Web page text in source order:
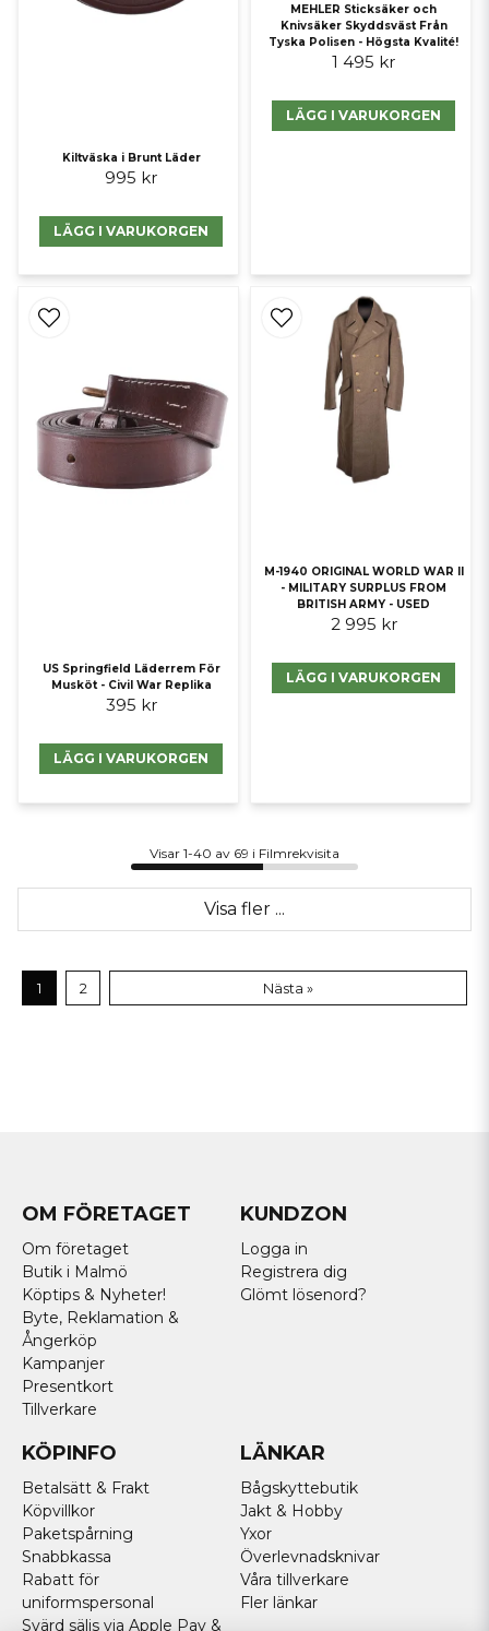
Kiltväska i Brunt Läder
995 kr
LÄGG I VARUKORGEN
MEHLER Sticksäker och
Knivsäker Skyddsväst Från
Tyska Polisen - Högsta Kvalité!
1 495 kr
LÄGG I VARUKORGEN
US Springfield Läderrem För
Musköt - Civil War Replika
395 kr
LÄGG I VARUKORGEN
M-1940 ORIGINAL WORLD WAR II
- MILITARY SURPLUS FROM
BRITISH ARMY - USED
2 995 kr
LÄGG I VARUKORGEN
Visar 1-40 av 69 i Filmrekvisita
Visa fler ...
1 2 Nästa »
OM FÖRETAGET
Om företaget
Butik i Malmö
Köptips & Nyheter!
Byte, Reklamation &
Ångerköp
Kampanjer
Presentkort
Tillverkare
KUNDZON
Logga in
Registrera dig
Glömt lösenord?
KÖPINFO
Betalsätt & Frakt
Köpvillkor
Paketspårning
Snabbkassa
Rabatt för
uniformspersonal
Svärd säljs via Apple Pay &
LÄNKAR
Bågskyttebutik
Jakt & Hobby
Yxor
Överlevnadsknivar
Våra tillverkare
Fler länkar